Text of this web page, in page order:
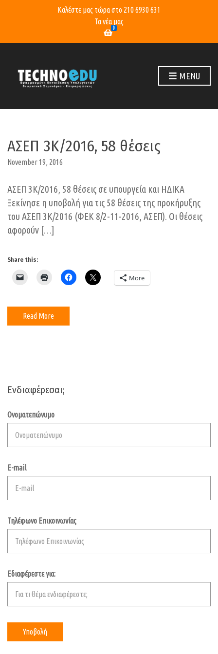
Καλέστε μας τώρα στο 210 6930 631
Τα νέα μας
0
MENU
ΑΣΕΠ 3Κ/2016, 58 θέσεις
November 19, 2016
ΑΣΕΠ 3Κ/2016, 58 θέσεις σε υπουργεία και ΗΔΙΚΑ
Ξεκίνησε η υποβολή για τις 58 θέσεις της προκήρυξης
του ΑΣΕΠ 3Κ/2016 (ΦΕΚ 8/2-11-2016, ΑΣΕΠ). Οι θέσεις
αφορούν […]
Share this:
More
Read More
Ενδιαφέρεσαι;
Ονοματεπώνυμο
E-mail
Τηλέφωνο Επικοινωνίας
Εδιαφέρεστε για: